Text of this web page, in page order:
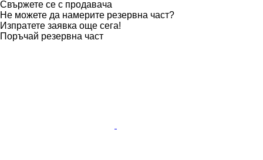
Свържете се с продавача
Не можете да намерите резервна част?
Изпратете заявка още сега!
Поръчай резервна част